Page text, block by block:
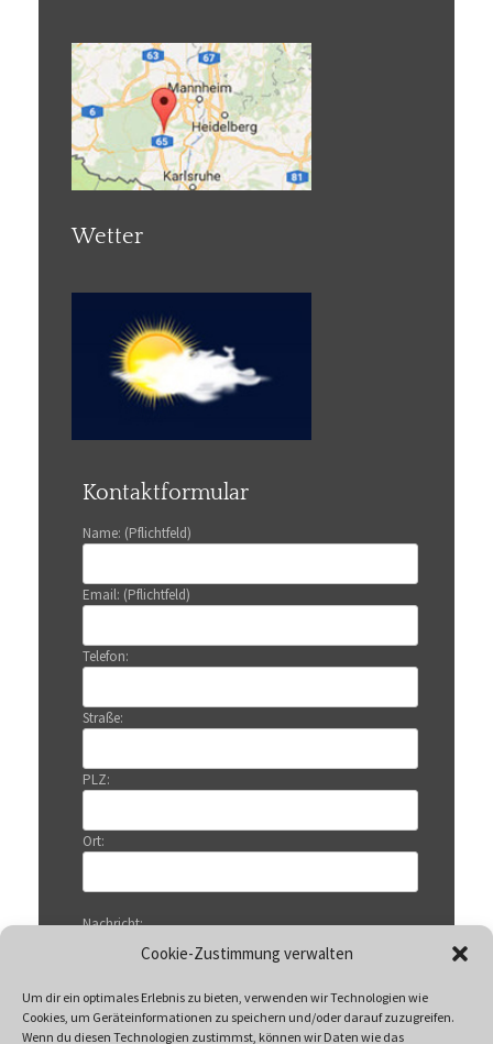
Cookie-Zustimmung verwalten
Um dir ein optimales Erlebnis zu bieten, verwenden wir Technologien wie
Cookies, um Geräteinformationen zu speichern und/oder darauf zuzugreifen.
Wenn du diesen Technologien zustimmst, können wir Daten wie das
Wetter
Kontaktformular
Name: (Pflichtfeld)
Email: (Pflichtfeld)
Telefon:
Straße:
PLZ:
Ort:
Nachricht: